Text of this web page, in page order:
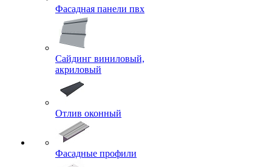
Фасадная панели пвх
Сайдинг виниловый,
акриловый
Отлив оконный
Фасадные профили